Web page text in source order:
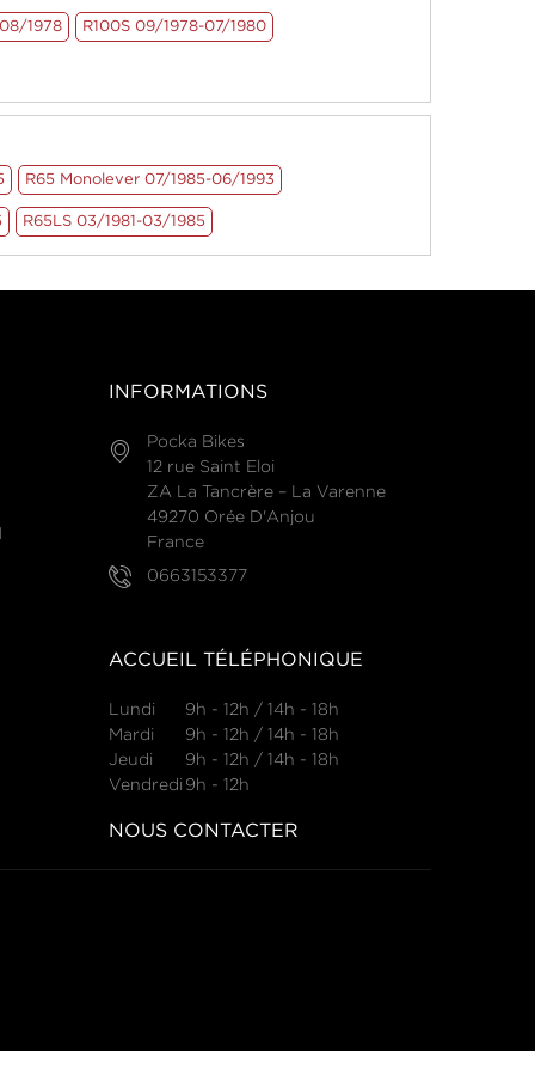
1978 R100S 09/1978-07/1980
R65 Monolever 07/1985-06/1993
R65LS 03/1981-03/1985
INFORMATIONS
Pocka Bikes
12 rue Saint Eloi
ZA La Tancrère – La Varenne
49270 Orée D'Anjou
France
0663153377
ACCUEIL TÉLÉPHONIQUE
Lundi
9h - 12h / 14h - 18h
Mardi
9h - 12h / 14h - 18h
Jeudi
9h - 12h / 14h - 18h
Vendredi 9h - 12h
NOUS CONTACTER